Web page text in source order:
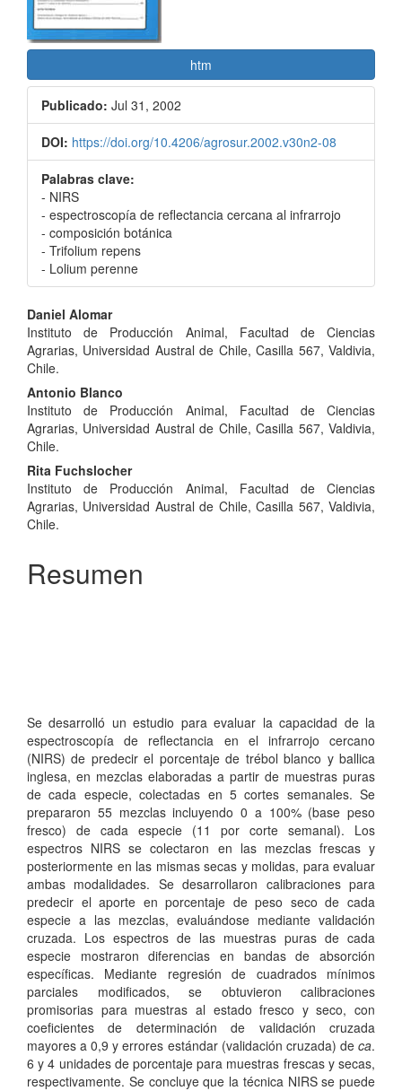
htm
Publicado: Jul 31, 2002
DOI: https://doi.org/10.4206/agrosur.2002.v30n2-08
Palabras clave:
- NIRS
- espectroscopía de reflectancia cercana al infrarrojo
- composición botánica
- Trifolium repens
- Lolium perenne
Contenido
principal
del
artículo
Daniel Alomar
Instituto de Producción Animal, Facultad de Ciencias
Agrarias, Universidad Austral de Chile, Casilla 567, Valdivia,
Chile.
Antonio Blanco
Instituto de Producción Animal, Facultad de Ciencias
Agrarias, Universidad Austral de Chile, Casilla 567, Valdivia,
Chile.
Rita Fuchslocher
Instituto de Producción Animal, Facultad de Ciencias
Agrarias, Universidad Austral de Chile, Casilla 567, Valdivia,
Chile.
Resumen
Se desarrolló un estudio para evaluar la capacidad de la
espectroscopía de reflectancia en el infrarrojo cercano
(NIRS) de predecir el porcentaje de trébol blanco y ballica
inglesa, en mezclas elaboradas a partir de muestras puras
de cada especie, colectadas en 5 cortes semanales. Se
prepararon 55 mezclas incluyendo 0 a 100% (base peso
fresco) de cada especie (11 por corte semanal). Los
espectros NIRS se colectaron en las mezclas frescas y
posteriormente en las mismas secas y molidas, para evaluar
ambas modalidades. Se desarrollaron calibraciones para
predecir el aporte en porcentaje de peso seco de cada
especie a las mezclas, evaluándose mediante validación
cruzada. Los espectros de las muestras puras de cada
especie mostraron diferencias en bandas de absorción
específicas. Mediante regresión de cuadrados mínimos
parciales modificados, se obtuvieron calibraciones
promisorias para muestras al estado fresco y seco, con
coeficientes de determinación de validación cruzada
mayores a 0,9 y errores estándar (validación cruzada) de ca.
6 y 4 unidades de porcentaje para muestras frescas y secas,
respectivamente. Se concluye que la técnica NIRS se puede